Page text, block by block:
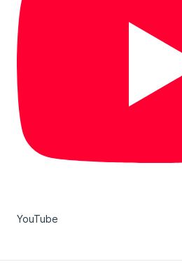
YouTube